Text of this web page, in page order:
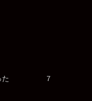
だった ７